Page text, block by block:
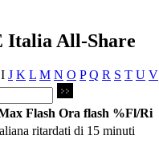
Italia All-Share
I J K L M N O P Q R S T U V
Flash Ora flash %Fl/Ri
ritardati di 15 minuti